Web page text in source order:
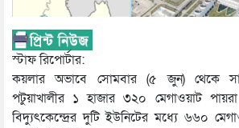
স্টাফ রিপোর্টার:
কয়লার অভাবে সোমবার (৫ জুন) থেকে
পটুয়াখালীর ১ হাজার ৩২০ মেগাওয়াট
বিদ্যুৎকেন্দ্রের দুটি ইউনিটের মধ্যে ৬৬০